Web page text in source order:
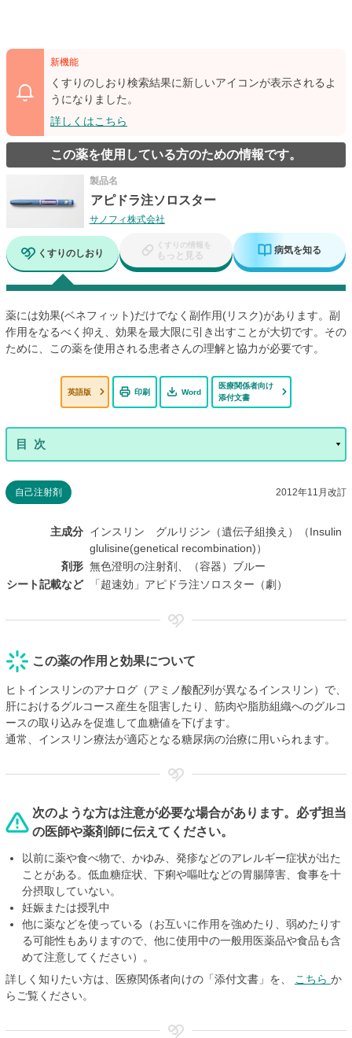
新機能
くすりのしおり検索結果に新しいアイコンが表示されるよ
うになりました。
詳しくはこちら
この薬を使用している方のための情報です。
製品名
アピドラ注ソロスター
サノフィ株式会社
くすりのしおり
くすりの情報を
もっと見る 病気を知る
薬には効果(ベネフィット)だけでなく副作用(リスク)があります。副
作用をなるべく抑え、効果を最大限に引き出すことが大切です。その
ために、この薬を使用される患者さんの理解と協力が必要です。
英語版 印刷 Word
医療関係者向け
添付文書
自己注射剤 2012年11月改訂
主成分 インスリン グルリジン（遺伝子組換え）（Insulin
glulisine(genetical recombination)）
剤形 無色澄明の注射剤、（容器）ブルー
シート記載など
「超速効」アピドラ注ソロスター（劇）
この薬の作用と効果について
ヒトインスリンのアナログ（アミノ酸配列が異なるインスリン）で、
肝におけるグルコース産生を阻害したり、筋肉や脂肪組織へのグルコ
ースの取り込みを促進して血糖値を下げます。
通常、インスリン療法が適応となる糖尿病の治療に用いられます。
次のような方は注意が必要な場合があります。必ず担当
の医師や薬剤師に伝えてください。
以前に薬や食べ物で、かゆみ、発疹などのアレルギー症状が出た
ことがある。低血糖症状、下痢や嘔吐などの胃腸障害、食事を十
分摂取していない。
妊娠または授乳中
他に薬などを使っている（お互いに作用を強めたり、弱めたりす
る可能性もありますので、他に使用中の一般用医薬品や食品も含
めて注意してください）。
詳しく知りたい方は、医療関係者向けの「添付文書」を、
こちら か
らご覧ください。